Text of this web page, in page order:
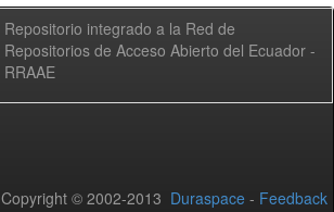
Repositorio integrado a la Red de
Repositorios de Acceso Abierto del Ecuador -
RRAAE
Copyright © 2002-2013 Duraspace - Feedback